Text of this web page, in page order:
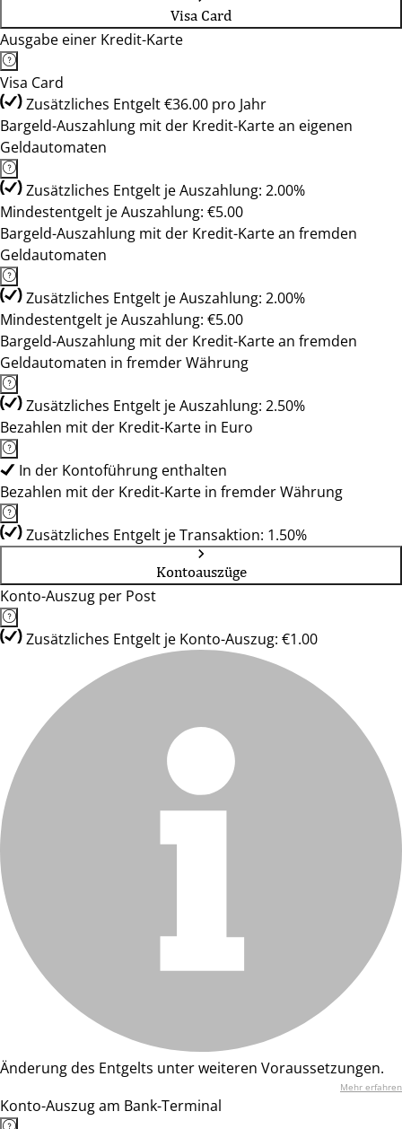
Visa Card
Ausgabe einer Kredit-Karte
Visa Card
Zusätzliches Entgelt €36.00 pro Jahr
Bargeld-Auszahlung mit der Kredit-Karte an eigenen
Geldautomaten
Zusätzliches Entgelt je Auszahlung: 2.00%
Mindestentgelt je Auszahlung: €5.00
Bargeld-Auszahlung mit der Kredit-Karte an fremden
Geldautomaten
Zusätzliches Entgelt je Auszahlung: 2.00%
Mindestentgelt je Auszahlung: €5.00
Bargeld-Auszahlung mit der Kredit-Karte an fremden
Geldautomaten in fremder Währung
Zusätzliches Entgelt je Auszahlung: 2.50%
Bezahlen mit der Kredit-Karte in Euro
In der Kontoführung enthalten
Bezahlen mit der Kredit-Karte in fremder Währung
Zusätzliches Entgelt je Transaktion: 1.50%
Kontoauszüge
Konto-Auszug per Post
Zusätzliches Entgelt je Konto-Auszug: €1.00
Änderung des Entgelts unter weiteren Voraussetzungen.
Mehr erfahren
Konto-Auszug am Bank-Terminal